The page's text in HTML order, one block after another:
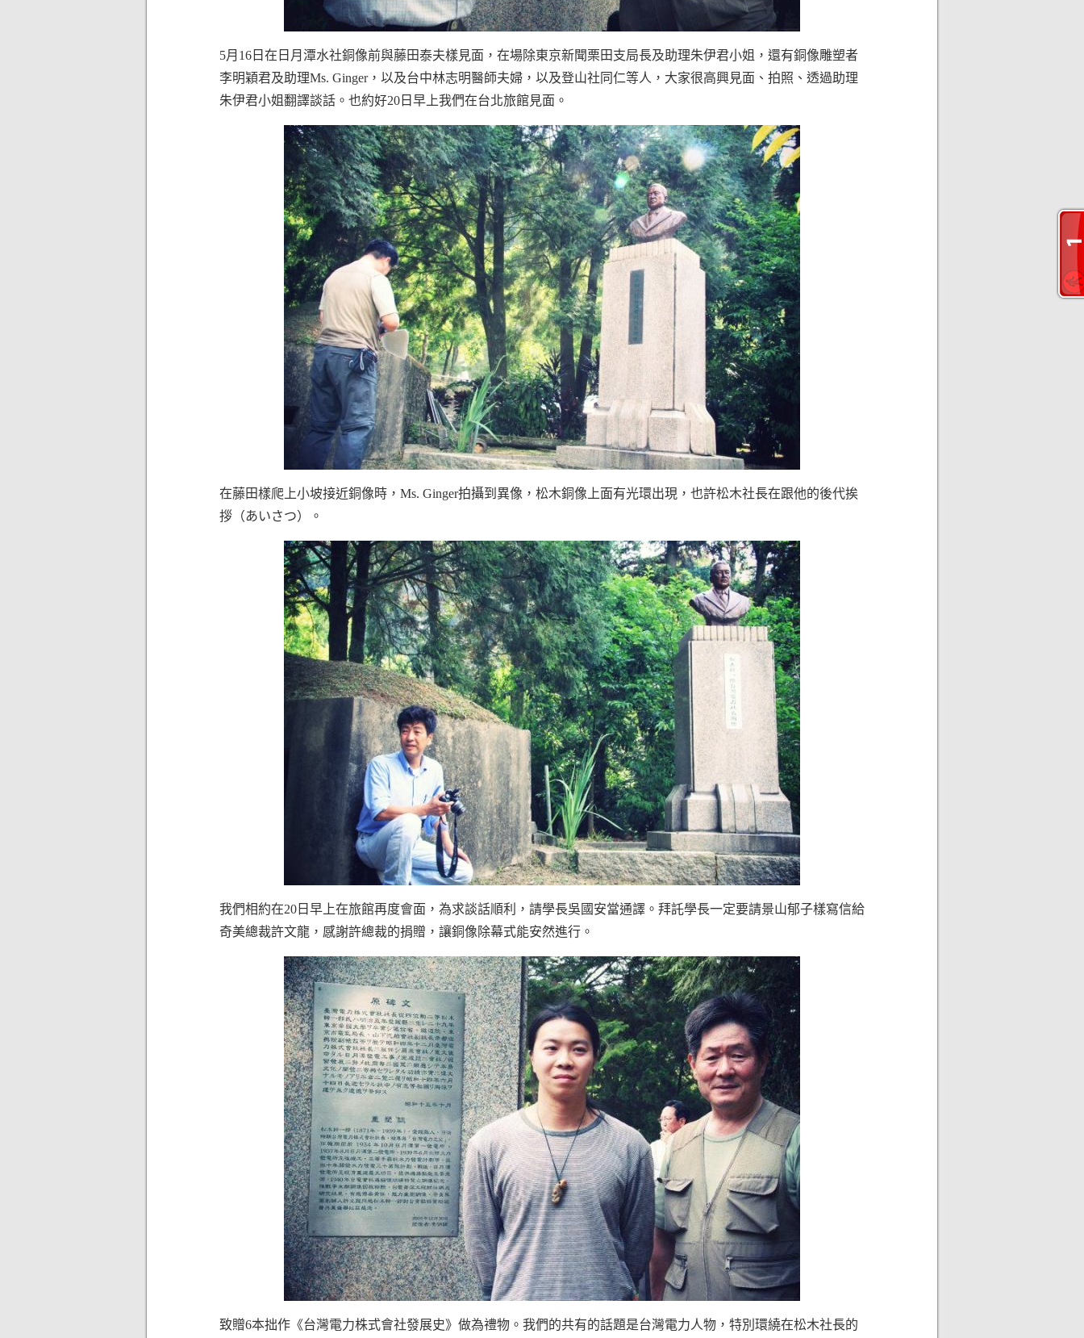
5月16日在日月潭水社銅像前與藤田泰夫樣見面，在場除東京新聞栗田支局長及助理朱伊君小姐，還有銅像雕塑者
李明穎君及助理Ms. Ginger，以及台中林志明醫師夫婦，以及登山社同仁等人，大家很高興見面、拍照、透過助理
朱伊君小姐翻譯談話。也約好20日早上我們在台北旅館見面。
在藤田樣爬上小坡接近銅像時，Ms. Ginger拍攝到異像，松木銅像上面有光環出現，也許松木社長在跟他的後代挨
拶（あいさつ）。
我們相約在20日早上在旅館再度會面，為求談話順利，請學長吳國安當通譯。拜託學長一定要請景山郁子樣寫信給
奇美總裁許文龍，感謝許總裁的捐贈，讓銅像除幕式能安然進行。
致贈6本拙作《台灣電力株式會社發展史》做為禮物。我們的共有的話題是台灣電力人物，特別環繞在松木社長的